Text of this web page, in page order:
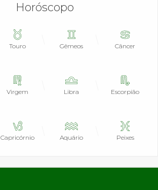
Horóscopo
Touro Gêmeos Câncer
Virgem Libra Escorpião
Capricórnio Aquário Peixes